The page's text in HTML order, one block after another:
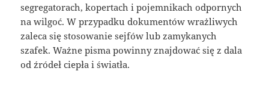
segregatorach, kopertach i pojemnikach odpornych
na wilgoć. W przypadku dokumentów wrażliwych
zaleca się stosowanie sejfów lub zamykanych
szafek. Ważne pisma powinny znajdować się z dala
od źródeł ciepła i światła.